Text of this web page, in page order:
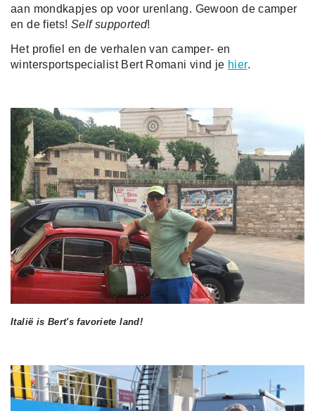
aan mondkapjes op voor urenlang. Gewoon de camper
en de fiets! Self supported!
Het profiel en de verhalen van camper- en
wintersportspecialist Bert Romani vind je hier.
Italië is Bert's favoriete land!